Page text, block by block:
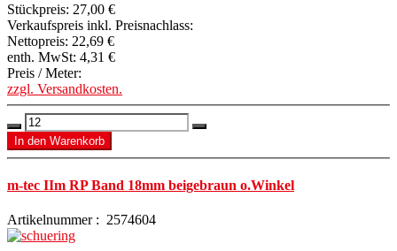
Stückpreis: 27,00 €
Verkaufspreis inkl. Preisnachlass:
Nettopreis: 22,69 €
enth. MwSt: 4,31 €
Preis / Meter:
zzgl. Versandkosten.
m-tec IIm RP Band 18mm beigebraun o.Winkel
Artikelnummer : 2574604